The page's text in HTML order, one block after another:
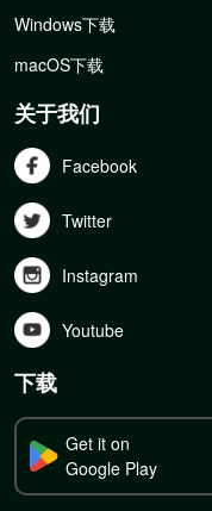
Windows下载
macOS下载
关于我们
Facebook
Twitter
Instagram
Youtube
下载
Get it on
Google Play